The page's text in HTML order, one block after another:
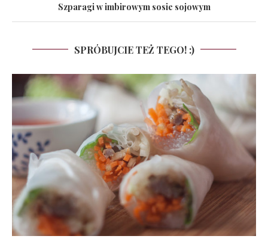
Szparagi w imbirowym sosie sojowym
SPRÓBUJCIE TEŻ TEGO! :)